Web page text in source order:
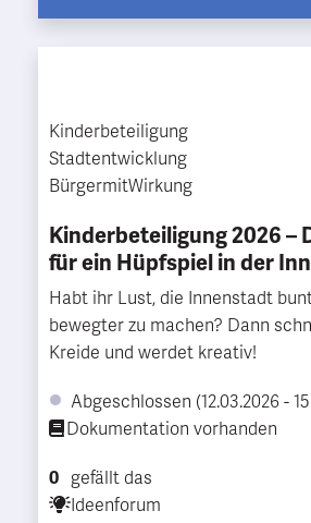
Kinderbeteiligung
Stadtentwicklung
BürgermitWirkung
Kinderbeteiligung 2026 –
für ein Hüpfspiel in der
Habt ihr Lust, die Innenstadt
bewegter zu machen? Dann
Kreide und werdet kreativ!
Abgeschlossen (12.03.2026 -
Dokumentation vorhanden
0 gefällt das
Ideenforum